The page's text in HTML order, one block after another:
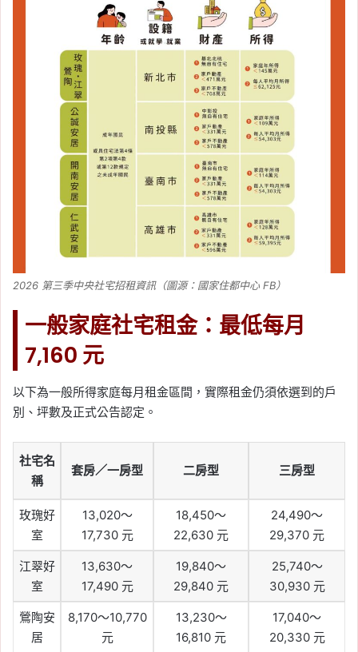
2026 第三季中央社宅招租資訊（圖源：國家住都中心 FB）
一般家庭社宅租金：最低每月
7,160 元
以下為一般所得家庭每月租金區間，實際租金仍須依選到的戶
別、坪數及正式公告認定。
社宅名
稱
套房／一房型 二房型 三房型
玫瑰好
室
13,020～
17,730 元
18,450～
22,630 元
24,490～
29,370 元
江翠好
室
13,630～
17,490 元
19,840～
29,840 元
25,740～
30,930 元
鶯陶安
居
8,170～10,770
元
13,230～
16,810 元
17,040～
20,330 元